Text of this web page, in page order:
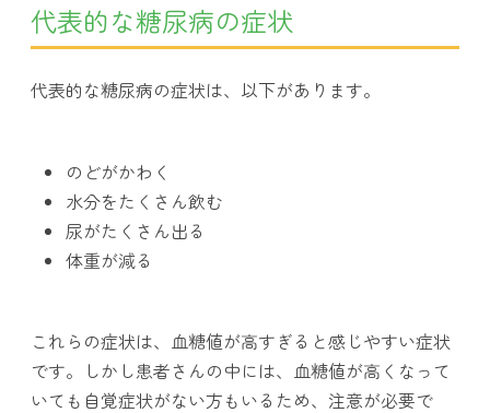
代表的な糖尿病の症状
代表的な糖尿病の症状は、以下があります。
のどがかわく
水分をたくさん飲む
尿がたくさん出る
体重が減る
これらの症状は、血糖値が高すぎると感じやすい症状
です。しかし患者さんの中には、血糖値が高くなって
いても自覚症状がない方もいるため、注意が必要で